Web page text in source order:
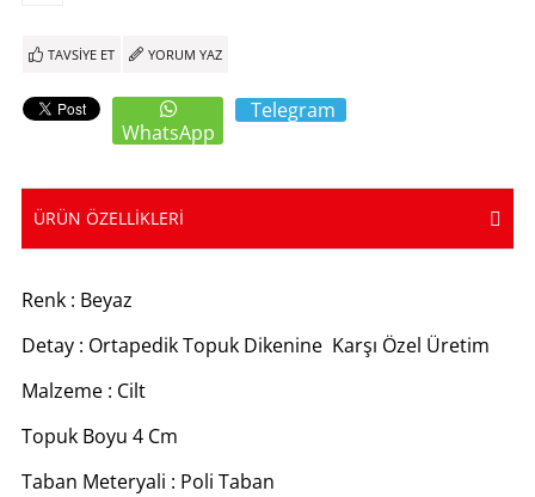
TAVSIYE ET YORUM YAZ
WhatsApp
Telegram
ÜRÜN ÖZELLIKLERI
Renk : Beyaz
Detay : Ortapedik Topuk Dikenine Karşı Özel Üretim
Malzeme : Cilt
Topuk Boyu 4 Cm
Taban Meteryali : Poli Taban